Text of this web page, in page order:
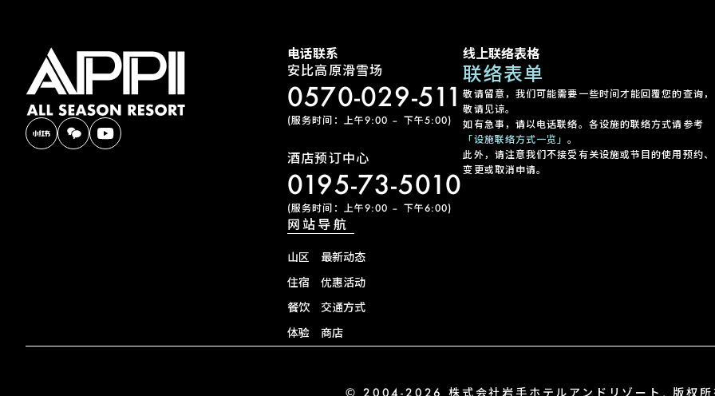
电话联系
安比高原滑雪场
0570-029-511
(服务时间：上午9:00 – 下午5:00)
酒店预订中心
0195-73-5010
(服务时间：上午9:00 – 下午6:00)
线上联络表格
联络表单
敬请留意，我们可能需要一些时间才能回覆您的查询，
敬请见谅。
如有急事，请以电话联络。各设施的联络方式请参考
「设施联络方式一览」。
此外，请注意我们不接受有关设施或节目的使用预约、
变更或取消申请。
网站导航
山区
住宿
餐饮
体验
最新动态
优惠活动
交通方式
商店
© 2004-2026 株式会社岩手ホテルアンドリゾート. 版权所